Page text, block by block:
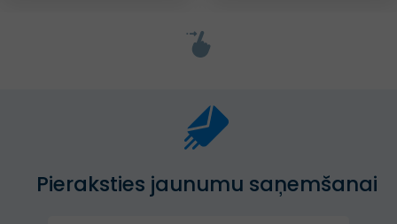
Pieraksties jaunumu saņemšanai